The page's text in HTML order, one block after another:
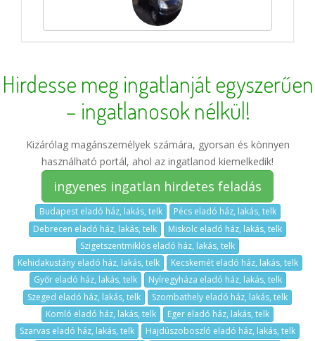
Hirdesse meg ingatlanját egyszerűen
– ingatlanosok nélkül!
Kizárólag magánszemélyek számára, gyorsan és könnyen
használható portál, ahol az ingatlanod kiemelkedik!
ingyenes ingatlan hirdetes feladás
Budapest eladó ház, lakás, telk
Pécs eladó ház, lakás, telk
Debrecen eladó ház, lakás, telk
Miskolc eladó ház, lakás, telk
Szigetszentmiklós eladó ház, lakás, telk
Kehidakustány eladó ház, lakás, telk
Kecskemét eladó ház, lakás, telk
Győr eladó ház, lakás, telk
Nyíregyháza eladó ház, lakás, telk
Szeged eladó ház, lakás, telk
Szombathely eladó ház, lakás, telk
Komló eladó ház, lakás, telk
Eger eladó ház, lakás, telk
Szarvas eladó ház, lakás, telk
Hajdúszoboszló eladó ház, lakás, telk